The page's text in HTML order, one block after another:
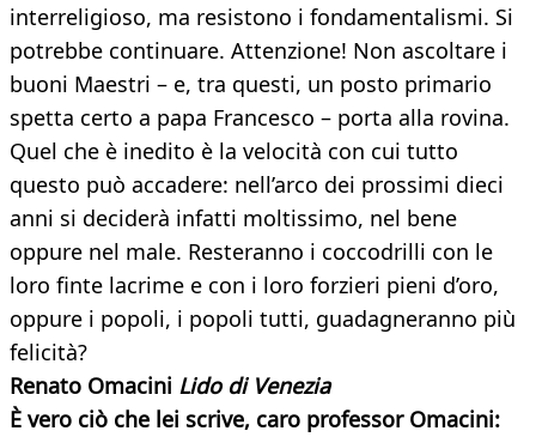
interreligioso, ma resistono i fondamentalismi. Si
potrebbe continuare. Attenzione! Non ascoltare i
buoni Maestri – e, tra questi, un posto primario
spetta certo a papa Francesco – porta alla rovina.
Quel che è inedito è la velocità con cui tutto
questo può accadere: nell’arco dei prossimi dieci
anni si deciderà infatti moltissimo, nel bene
oppure nel male. Resteranno i coccodrilli con le
loro finte lacrime e con i loro forzieri pieni d’oro,
oppure i popoli, i popoli tutti, guadagneranno più
felicità?
Renato Omacini Lido di Venezia
È vero ciò che lei scrive, caro professor Omacini: